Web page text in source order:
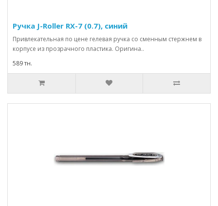
Ручка J-Roller RX-7 (0.7), синий
Привлекательная по цене гелевая ручка со сменным стержнем в
корпусе из прозрачного пластика. Оригина..
589 тн.